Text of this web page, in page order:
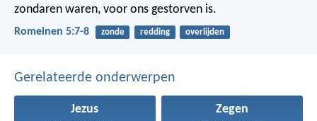
zondaren waren, voor ons gestorven is.
Romeinen 5:7-8 zonde redding overlijden
Gerelateerde onderwerpen
Jezus Zegen